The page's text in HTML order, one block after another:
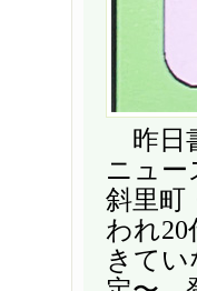
昨日
ニュー
斜里町
われ
きて